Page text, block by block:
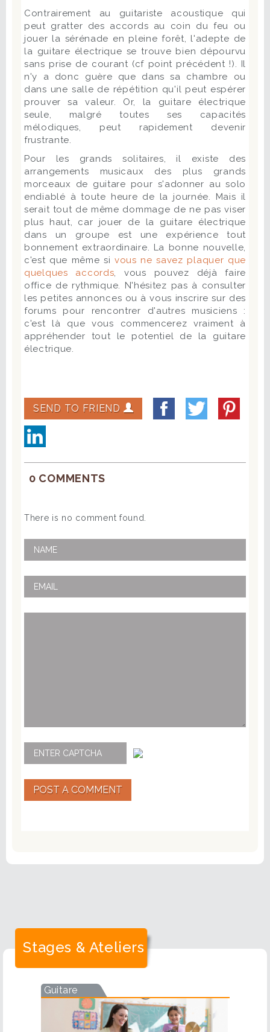
Contrairement au guitariste acoustique qui
peut gratter des accords au coin du feu ou
jouer la sérénade en pleine forêt, l'adepte de
la guitare électrique se trouve bien dépourvu
sans prise de courant (cf point précédent !). Il
n'y a donc guère que dans sa chambre ou
dans une salle de répétition qu'il peut espérer
prouver sa valeur. Or, la guitare électrique
seule, malgré toutes ses capacités
mélodiques, peut rapidement devenir
frustrante.
Pour les grands solitaires, il existe des
arrangements musicaux des plus grands
morceaux de guitare pour s'adonner au solo
endiablé à toute heure de la journée. Mais il
serait tout de même dommage de ne pas viser
plus haut, car jouer de la guitare électrique
dans un groupe est une expérience tout
bonnement extraordinaire. La bonne nouvelle,
c'est que même sivous ne savez plaquer que
quelques accords, vous pouvez déjà faire
office de rythmique. N'hésitez pas à consulter
les petites annonces ou à vous inscrire sur des
forums pour rencontrer d'autres musiciens :
c'est là que vous commencerez vraiment à
appréhender tout le potentiel de la guitare
électrique.
SEND TO FRIEND
0 COMMENTS
There is no comment found.
POST A COMMENT
Stages & Ateliers
Guitare